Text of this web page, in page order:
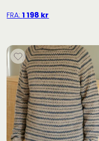
FRA:1 198 kr